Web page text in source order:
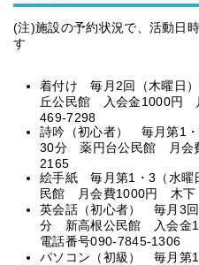
(注)施設の予約状況で、活動日
す
着付け 毎月2回（木曜日
丘公民館 入会金1000円
469-7298
詩吟（初心者） 毎月第1
30分 薬円台公民館 月会
2165
絵手紙 毎月第1・3（水曜
民館 月会費1000円 木
英会話（初心者） 毎月3
分 新高根公民館 入会
電話番号090-7845-1306
パソコン（初級） 毎月第